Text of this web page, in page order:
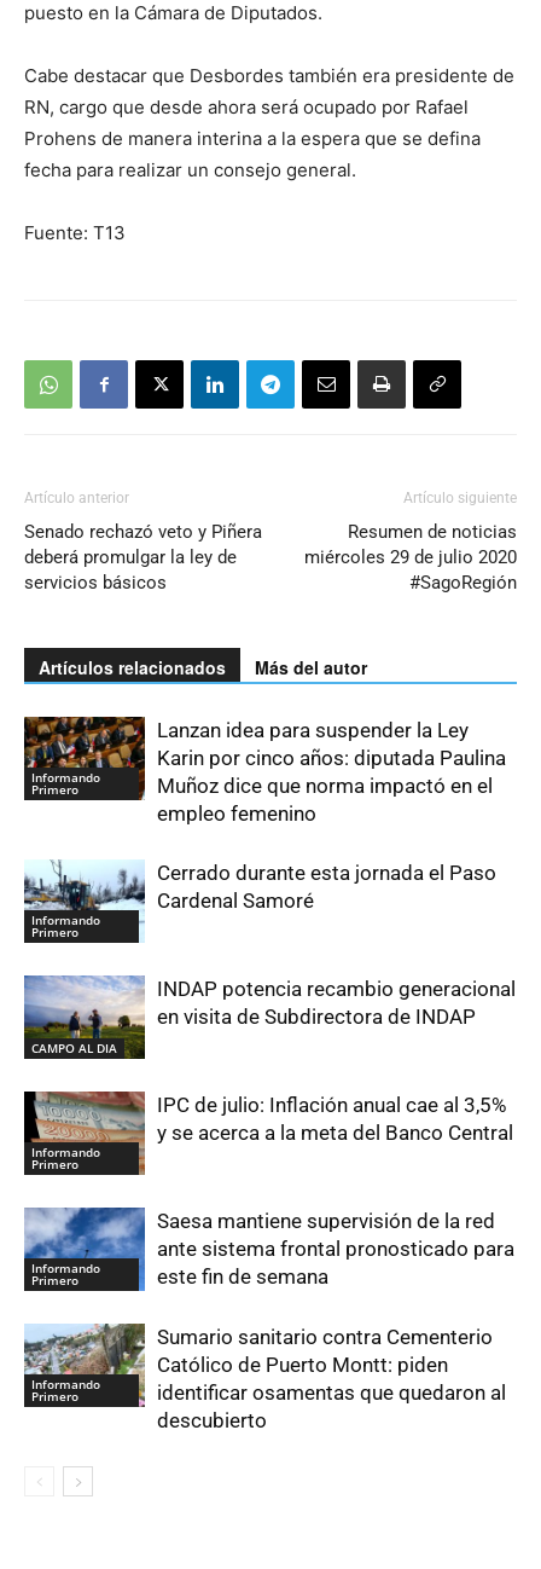
puesto en la Cámara de Diputados.
Cabe destacar que Desbordes también era presidente de
RN, cargo que desde ahora será ocupado por Rafael
Prohens de manera interina a la espera que se defina
fecha para realizar un consejo general.
Fuente: T13
Artículo anterior
Senado rechazó veto y Piñera
deberá promulgar la ley de
servicios básicos
Artículo siguiente
Resumen de noticias
miércoles 29 de julio 2020
#SagoRegión
Artículos relacionados Más del autor
Informando
Primero
Lanzan idea para suspender la Ley
Karin por cinco años: diputada Paulina
Muñoz dice que norma impactó en el
empleo femenino
Informando
Primero
Cerrado durante esta jornada el Paso
Cardenal Samoré
CAMPO AL DIA
INDAP potencia recambio generacional
en visita de Subdirectora de INDAP
Informando
Primero
IPC de julio: Inflación anual cae al 3,5%
y se acerca a la meta del Banco Central
Informando
Primero
Saesa mantiene supervisión de la red
ante sistema frontal pronosticado para
este fin de semana
Informando
Primero
Sumario sanitario contra Cementerio
Católico de Puerto Montt: piden
identificar osamentas que quedaron al
descubierto